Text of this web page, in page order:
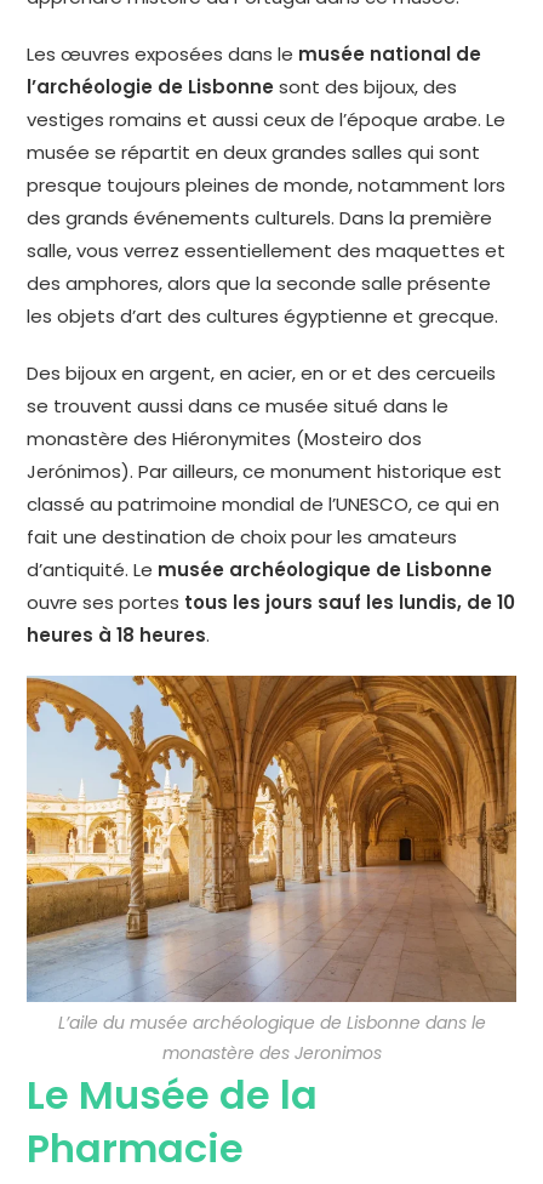
Les œuvres exposées dans le musée national de
l’archéologie de Lisbonne sont des bijoux, des
vestiges romains et aussi ceux de l’époque arabe. Le
musée se répartit en deux grandes salles qui sont
presque toujours pleines de monde, notamment lors
des grands événements culturels. Dans la première
salle, vous verrez essentiellement des maquettes et
des amphores, alors que la seconde salle présente
les objets d’art des cultures égyptienne et grecque.
Des bijoux en argent, en acier, en or et des cercueils
se trouvent aussi dans ce musée situé dans le
monastère des Hiéronymites (Mosteiro dos
Jerónimos). Par ailleurs, ce monument historique est
classé au patrimoine mondial de l’UNESCO, ce qui en
fait une destination de choix pour les amateurs
d’antiquité. Le musée archéologique de Lisbonne
ouvre ses portes tous les jours sauf les lundis, de 10
heures à 18 heures.
L’aile du musée archéologique de Lisbonne dans le
monastère des Jeronimos
Le Musée de la
Pharmacie